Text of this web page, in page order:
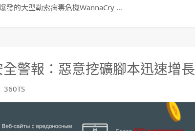
發的大型勒索病毒危機WannaCry …
警報：惡意挖礦腳本迅速增長
360TS